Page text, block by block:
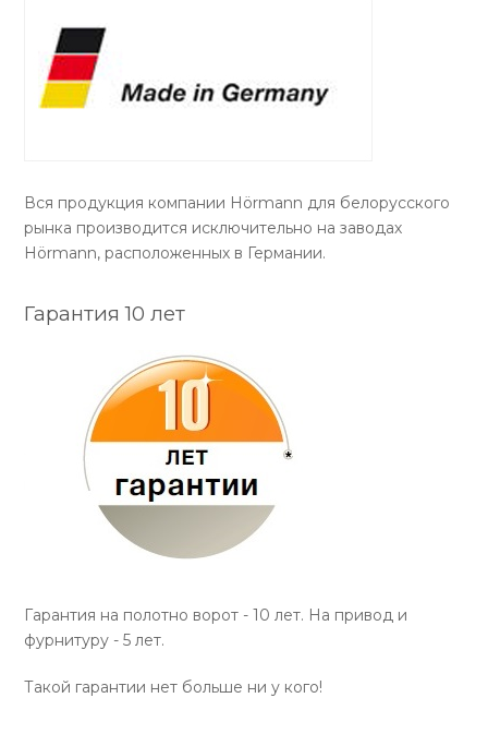
Вся продукция компании Hörmann для белорусского
рынка производится исключительно на заводах
Hörmann, расположенных в Германии.
Гарантия 10 лет
Гарантия на полотно ворот - 10 лет. На привод и
фурнитуру - 5 лет.
Такой гарантии нет больше ни у кого!